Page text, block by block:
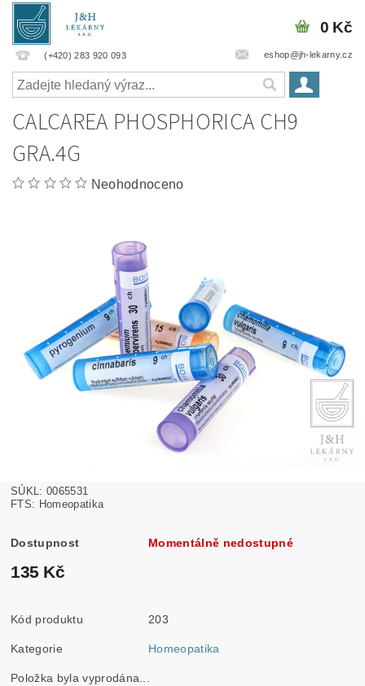
(+420) 283 920 093 eshop@jh-lekarny.cz
0 Kč
CALCAREA PHOSPHORICA CH9
GRA.4G
Neohodnoceno
SÚKL: 0065531
FTS: Homeopatika
Dostupnost Momentálně nedostupné
135 Kč
Kód produktu 203
Kategorie Homeopatika
Položka byla vyprodána...